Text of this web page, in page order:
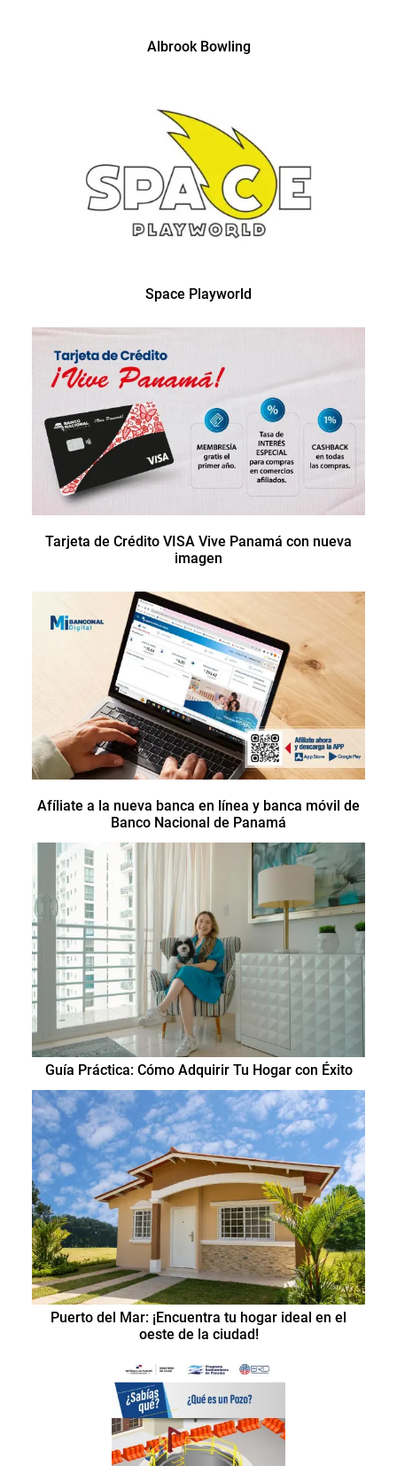
Albrook Bowling
Space Playworld
Tarjeta de Crédito VISA Vive Panamá con nueva
imagen
Afíliate a la nueva banca en línea y banca móvil de
Banco Nacional de Panamá
Guía Práctica: Cómo Adquirir Tu Hogar con Éxito
Puerto del Mar: ¡Encuentra tu hogar ideal en el
oeste de la ciudad!